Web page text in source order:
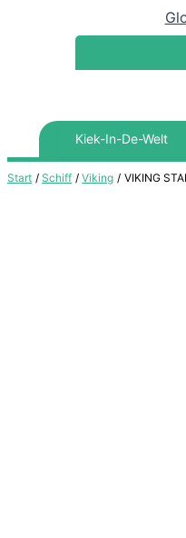
Start Schiff Viking VIKING